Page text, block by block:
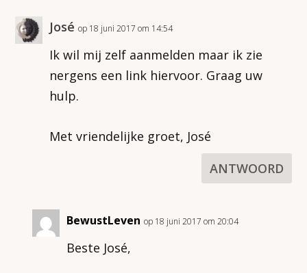
José op 18 juni 2017 om 14:54
Ik wil mij zelf aanmelden maar ik zie
nergens een link hiervoor. Graag uw
hulp.
Met vriendelijke groet, José
ANTWOORD
BewustLeven op 18 juni 2017 om 20:04
Beste José,